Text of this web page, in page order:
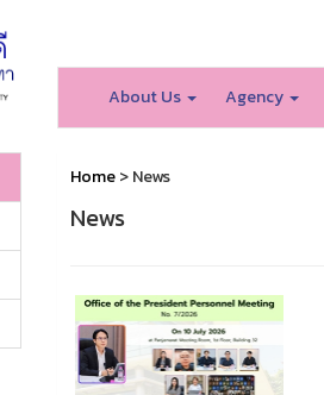
About Us Agency
Home> News
News